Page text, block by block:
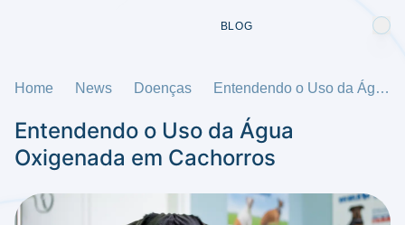
BLOG
Home News Doenças Entendendo o Uso da Água Oxigenada em Cachorros
Entendendo o Uso da Água
Oxigenada em Cachorros